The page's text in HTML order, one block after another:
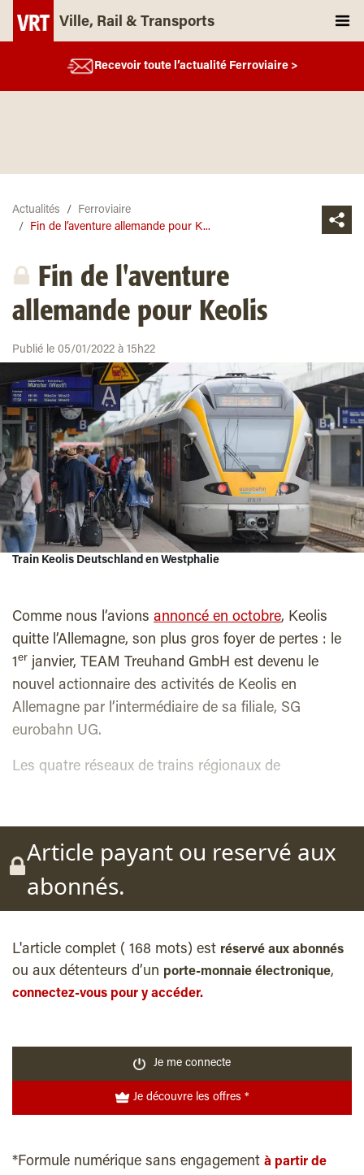
Ville, Rail & Transports
Recevoir toute l’actualité Ferroviaire >
Actualités
Ferroviaire
Fin de l’aventure allemande pour K...
Fin de l'aventure
allemande pour Keolis
Publié le 05/01/2022 à 15h22
Train Keolis Deutschland en Westphalie
Comme nous l’avions annoncé en octobre, Keolis
quitte l’Allemagne, son plus gros foyer de pertes : le
1er janvier, TEAM Treuhand GmbH est devenu le
nouvel actionnaire des activités de Keolis en
Allemagne par l’intermédiaire de sa filiale, SG
eurobahn UG.
Les quatre réseaux de trains régionaux de
Article payant ou reservé aux
abonnés.
L'article complet ( 168 mots) est réservé aux abonnés
ou aux détenteurs d’un porte-monnaie électronique,
connectez-vous pour y accéder.
Je me connecte
Je découvre les offres *
*Formule numérique sans engagement à partir de